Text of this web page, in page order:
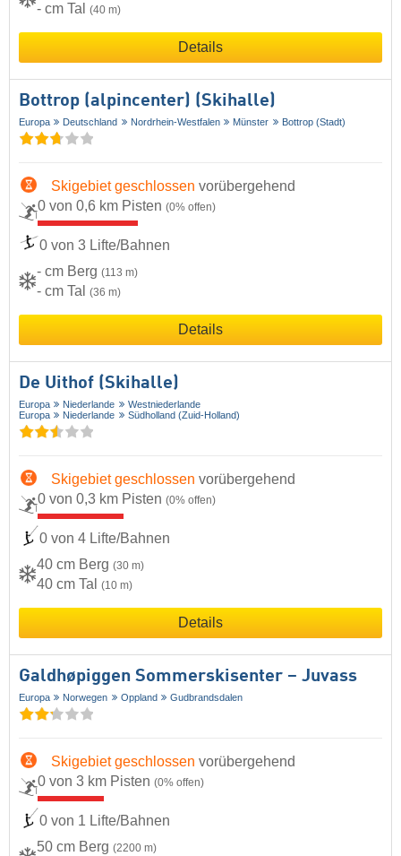
- cm Tal (40 m)
Details
Bottrop (alpincenter) (Skihalle)
Europa Deutschland Nordrhein-Westfalen Münster Bottrop (Stadt)
Skigebiet geschlossen vorübergehend
0 von 0,6 km Pisten (0% offen)
0 von 3 Lifte/Bahnen
- cm Berg (113 m)
- cm Tal (36 m)
Details
De Uithof (Skihalle)
Europa Niederlande
Westniederlande
Europa
Niederlande Südholland (Zuid-Holland)
Skigebiet geschlossen vorübergehend
0 von 0,3 km Pisten (0% offen)
0 von 4 Lifte/Bahnen
40 cm Berg (30 m)
40 cm Tal (10 m)
Details
Galdhøpiggen Sommerskisenter – Juvass
Europa Norwegen Oppland Gudbrandsdalen
Skigebiet geschlossen vorübergehend
0 von 3 km Pisten (0% offen)
0 von 1 Lifte/Bahnen
50 cm Berg (2200 m)